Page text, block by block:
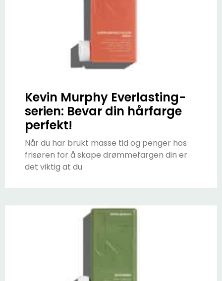
Kevin Murphy Everlasting-
serien: Bevar din hårfarge
perfekt!
Når du har brukt masse tid og penger hos
frisøren for å skape drømmefargen din er
det viktig at du